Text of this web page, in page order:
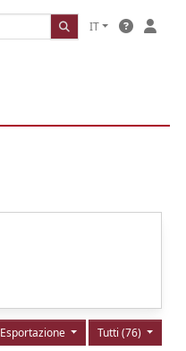
IT
Tutti (76)
Esportazione